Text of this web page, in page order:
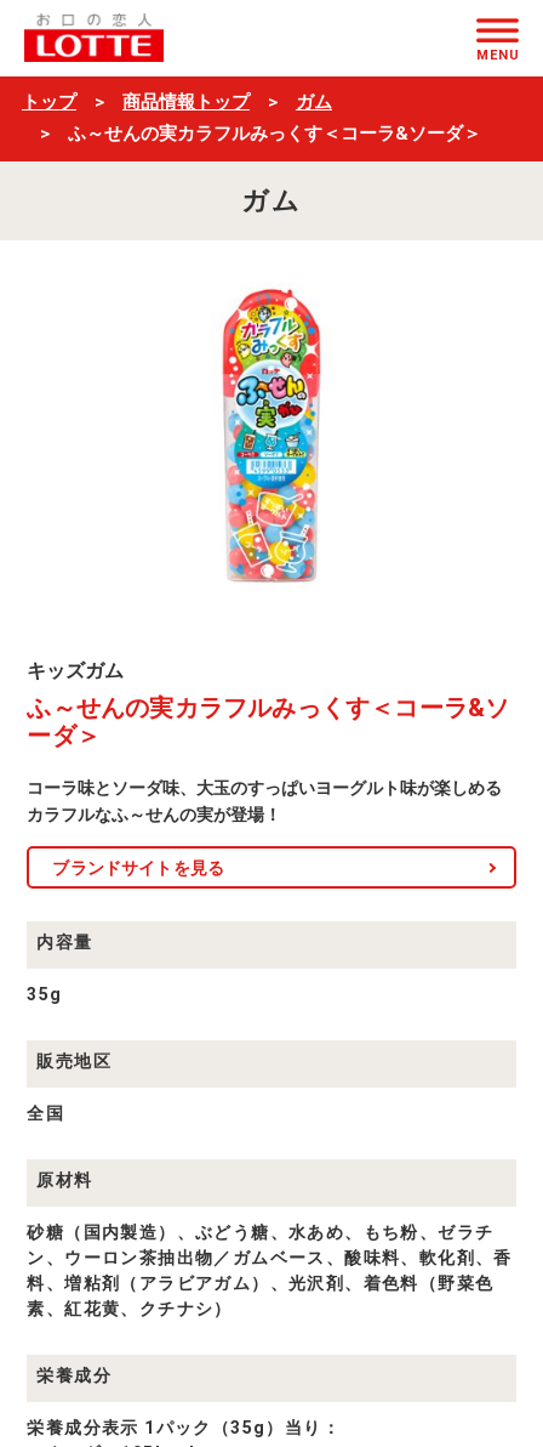
ふ
～
せ
の
カ
ラ
ー
ダ
＞
MENU
トップ 商品情報トップ
ガム
ふ～せんの実カラフルみっくす＜コーラ&ソーダ＞
ガム
キ
ズ
品
一
覧
キッズガム
ふ～せんの実カラフルみっくす＜コーラ&ソ
ーダ＞
コーラ味とソーダ味、大玉のすっぱいヨーグルト味が楽しめる
カラフルなふ～せんの実が登場！
ブランドサイトを見る
内容量
35g
販売地区
全国
原材料
砂糖（国内製造）、ぶどう糖、水あめ、もち粉、ゼラチ
ン、ウーロン茶抽出物／ガムベース、酸味料、軟化剤、香
料、増粘剤（アラビアガム）、光沢剤、着色料（野菜色
素、紅花黄、クチナシ）
栄養成分
栄養成分表示 1パック（35g）当り：